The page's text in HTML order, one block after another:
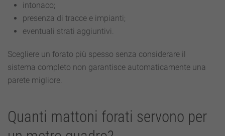
intonaco;
presenza di tracce e impianti;
eventuali strati aggiuntivi.
Scegliere un forato più spesso senza considerare il
sistema completo non garantisce automaticamente una
parete migliore.
Quanti mattoni forati servono per